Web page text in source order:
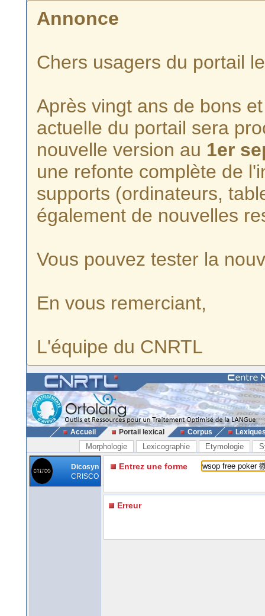
Annonce
Chers usagers du portail
Après vingt ans de bons
actuelle du portail sera
nouvelle version au 1er
une refonte complète de
supports (ordinateurs,
également de nouvelles
Vous pouvez tester la
En vous remerciant,
L'équipe du CNRTL
Accueil Portail lexical Corpus
Morphologie Lexicographie Etymologie
Dicosyn
CRISCO
Entrez une forme
Erreur